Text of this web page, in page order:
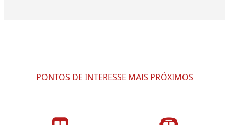
PONTOS DE INTERESSE MAIS PRÓXIMOS